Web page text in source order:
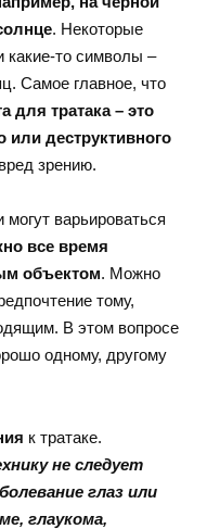
. Некоторые
какие-то символы –
Самое главное, что
для тратака – это
или деструктивного
зрению.
варьироваться
все время
объектом. Можно
тому,
В этом вопросе
одному, другому
к тратаке.
не следует
глаз или
глаукома,